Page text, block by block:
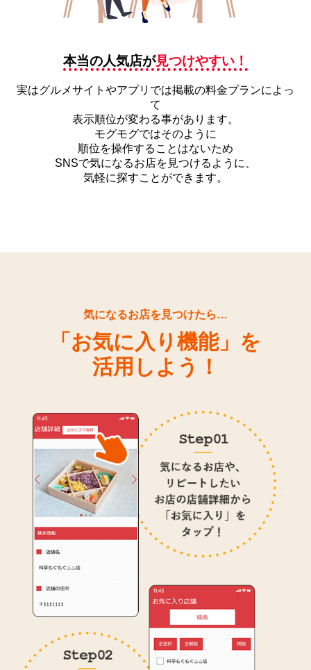
本当の人気店が見つけやすい！
実はグルメサイトやアプリでは掲載の料金プランによっ
て
表示順位が変わる事があります。
モグモグではそのように
順位を操作することはないため
SNSで気になるお店を見つけるように、
気軽に探すことができます。
気になるお店を見つけたら…
「お気に入り機能」を
活用しよう！